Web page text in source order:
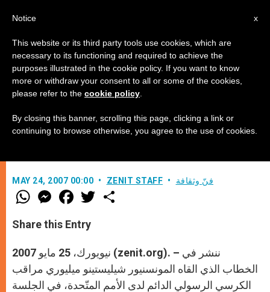
رسالة الكرسي الرسولي الى الأمم
المتّحدة حول موضوع الايدز
MAY 24, 2007 00:00 ZENIT STAFF فنّ وثقافة
W
h
t
s
p
p
M
e
s
e
g
e
r
F
a
e
b
o
k
w
Share this Entry
نيويورك، 25 مايو 2007 (zenit.org). – ننشر في
الخطاب الذي القاه المونسنيور شيليستينو ميليوري مراقب
الكرسي الرسولي الدائم لدى الأمم المتّحدة، في الجلسة
x
Notice
This website or its third party tools use cookies, which are
necessary to its functioning and required to achieve the
purposes illustrated in the cookie policy. If you want to know
more or withdraw your consent to all or some of the cookies,
please refer to the cookie policy
By closing this banner, scrolling this page, clicking a link or
continuing to browse otherwise, you agree to the use of cookies.